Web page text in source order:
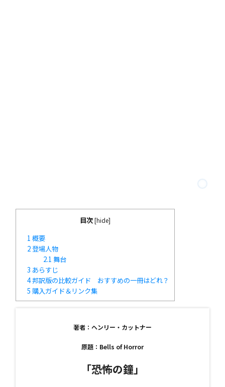
目次[hide]
1 概要
2登場人物
2.1 舞台
3 あらすじ
4邦訳版の比較ガイド おすすめの一冊はどれ？
5 購入ガイド＆リンク集
著者：ヘンリー・カットナー
原題：Bells of Horror
「恐怖の鐘」